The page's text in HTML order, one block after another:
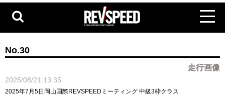
No.30
走行画像
2025/08/21 13:35
2025年7月5日岡山国際REVSPEEDミーティング 中級3枠クラス